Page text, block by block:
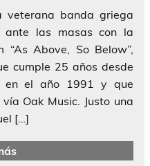
banda griega
ante las masas con la
Above, So Below”,
cumple 25 años desde
en el año 1991 y que
Oak Music. Justo una
[…]